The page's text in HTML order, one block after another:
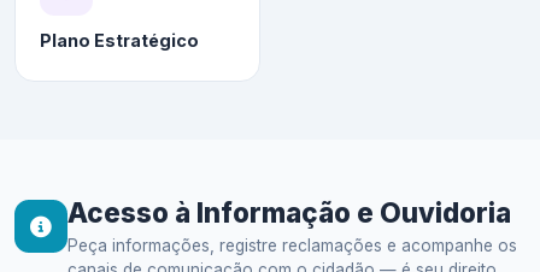
Plano Estratégico
Acesso à Informação e Ouvidoria
Peça informações, registre reclamações e acompanhe os